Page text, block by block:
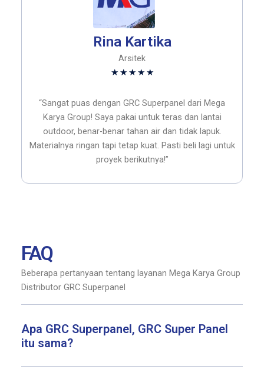
Rina Kartika
Arsitek
★ ★ ★ ★ ★Rated
out
of
5
“Sangat puas dengan GRC Superpanel dari Mega
Karya Group! Saya pakai untuk teras dan lantai
outdoor, benar-benar tahan air dan tidak lapuk.
Materialnya ringan tapi tetap kuat. Pasti beli lagi untuk
proyek berikutnya!”
FAQ
Beberapa pertanyaan tentang layanan Mega Karya Group
Distributor GRC Superpanel
Apa GRC Superpanel, GRC Super Panel
itu sama?